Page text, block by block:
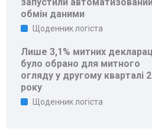
обмін даними
Щоденник логіста
Лише 3,1% митних
було обрано для митного
огляду у другому кварталі
року
Щоденник логіста